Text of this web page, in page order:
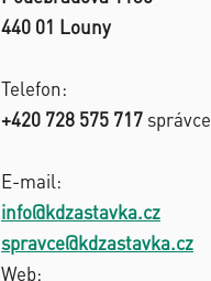
440 01 Louny
Telefon:
+420 728 575 717 správce
E-mail:
info@kdzastavka.cz
spravce@kdzastavka.cz
Web: